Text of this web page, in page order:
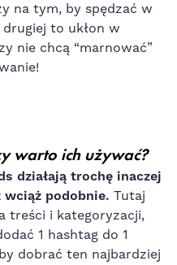
na tym, by spędzać w
to ukłon w
nie chcą “marnować”
warto ich używać?
działają trochę inaczej
wciąż podobnie. Tutaj
treści i kategoryzacji,
1 hashtag do 1
dobrać ten najbardziej